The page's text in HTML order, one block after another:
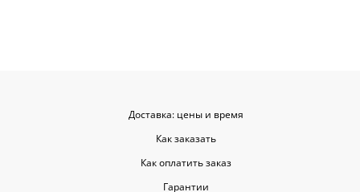
Доставка: цены и время
Как заказать
Как оплатить заказ
Гарантии